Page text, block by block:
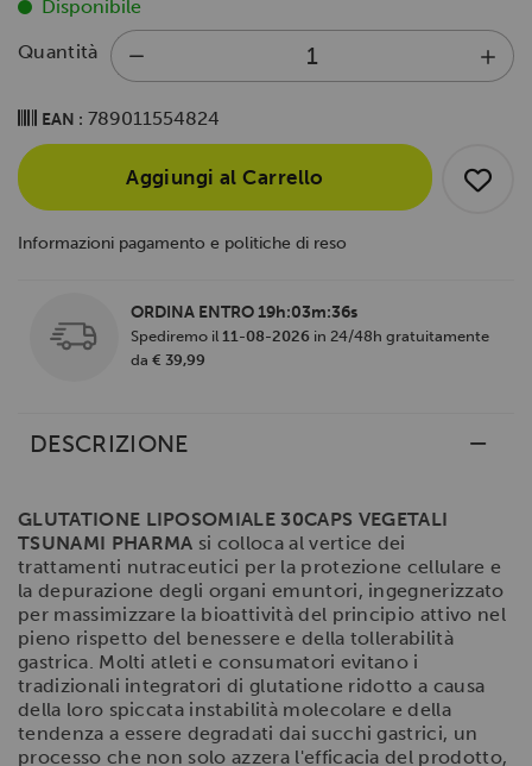
Disponibile
Quantità
EAN : 789011554824
Aggiungi al Carrello
Informazioni pagamento e politiche di reso
ORDINA ENTRO19h:03m:36s
Spediremo il 11-08-2026 in 24/48h gratuitamente
da € 39,99
DESCRIZIONE
GLUTATIONE LIPOSOMIALE 30CAPS VEGETALI
TSUNAMI PHARMA si colloca al vertice dei
trattamenti nutraceutici per la protezione cellulare e
la depurazione degli organi emuntori, ingegnerizzato
per massimizzare la bioattività del principio attivo nel
pieno rispetto del benessere e della tollerabilità
gastrica. Molti atleti e consumatori evitano i
tradizionali integratori di glutatione ridotto a causa
della loro spiccata instabilità molecolare e della
tendenza a essere degradati dai succhi gastrici, un
processo che non solo azzera l'efficacia del prodotto,